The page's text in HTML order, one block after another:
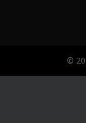
©